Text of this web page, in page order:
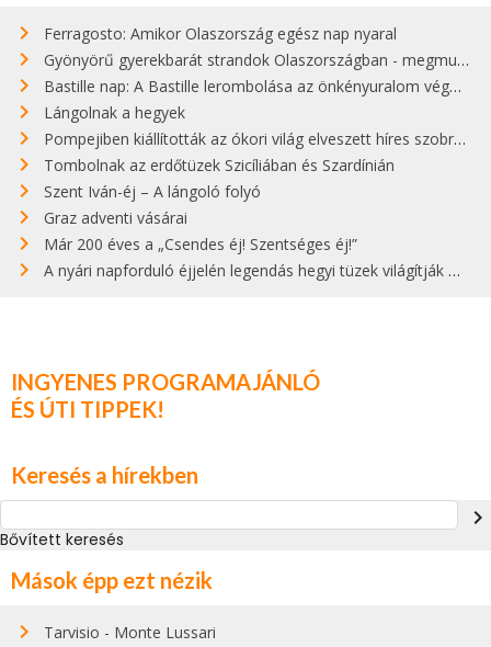
Ferragosto: Amikor Olaszország egész nap nyaral
Gyönyörű gyerekbarát strandok Olaszországban - megmutatjuk a 15 legjobbat
Bastille nap: A Bastille lerombolása az önkényuralom végét jelentette
Lángolnak a hegyek
Pompejiben kiállították az ókori világ elveszett híres szobrának másolatát
Tombolnak az erdőtüzek Szicíliában és Szardínián
Szent Iván-éj – A lángoló folyó
Graz adventi vásárai
Már 200 éves a „Csendes éj! Szentséges éj!”
A nyári napforduló éjjelén legendás hegyi tüzek világítják meg Zugspitzét
INGYENES PROGRAMAJÁNLÓ
ÉS ÚTI TIPPEK!
Keresés a hírekben
navigate_next
Bővített keresés
Mások épp ezt nézik
Tarvisio - Monte Lussari